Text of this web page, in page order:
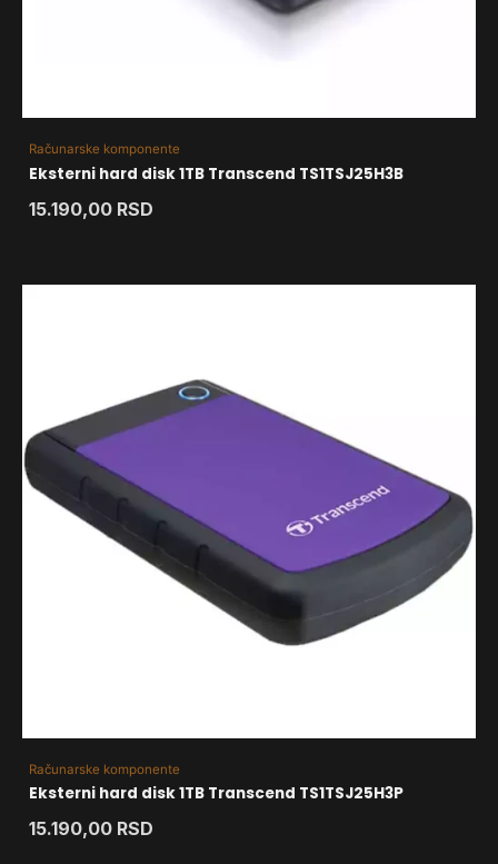
Računarske komponente
Eksterni hard disk 1TB Transcend TS1TSJ25H3B
15.190,00 RSD
Računarske komponente
Eksterni hard disk 1TB Transcend TS1TSJ25H3P
15.190,00 RSD